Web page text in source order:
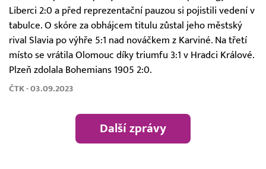
Liberci 2:0 a před reprezentační pauzou si pojistili vedení v
tabulce. O skóre za obhájcem titulu zůstal jeho městský
rival Slavia po výhře 5:1 nad nováčkem z Karviné. Na třetí
místo se vrátila Olomouc díky triumfu 3:1 v Hradci Králové.
Plzeň zdolala Bohemians 1905 2:0.
ČTK - 03.09.2023
Další zprávy